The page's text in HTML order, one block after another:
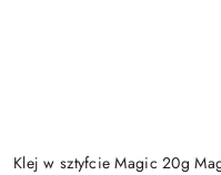
Klej w sztyfcie Magic 20g